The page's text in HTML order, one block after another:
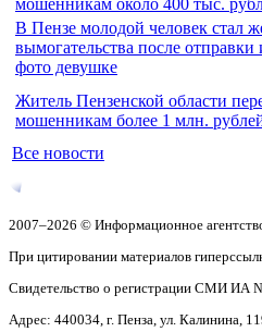
В Пензе молодой человек стал
вымогательства после
фото девушке
Житель Пензенской области
мошенникам более 1 млн.
Все новости
2007–2026 © Информационное
При цитировании материалов
Свидетельство о регистрации СМИ ИА
Адрес: 440034, г. Пенза, ул. Калинина,